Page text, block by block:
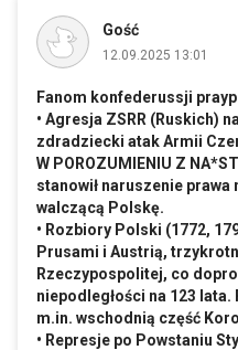
Gość
12.09.2025 13:01
Fanom konfederussji
• Agresja ZSRR (Ruskich)
zdradziecki atak Armii
W POROZUMIENIU Z
stanowił naruszenie
walczącą Polskę.
• Rozbiory Polski (1772,
Prusami i Austrią,
Rzeczypospolitej, co
niepodległości na 123 lata.
m.in. wschodnią część
• Represje po Powstaniu